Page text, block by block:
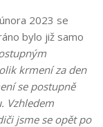
2023 se
bylo již samo
krmení za den
se postupně
Vzhledem
jsme se opět po